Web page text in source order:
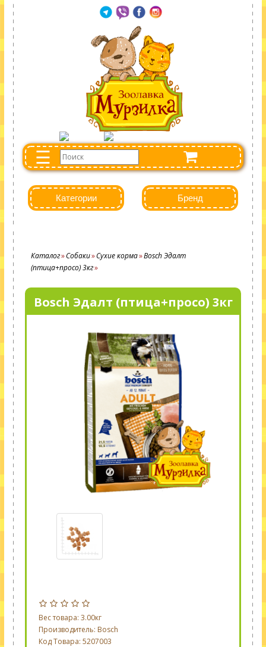
☰
Категории Бренд
Каталог Собаки Сухие корма Bosch Эдалт
(птица+просо) 3кг
Bosch Эдалт (птица+просо) 3кг
Вес товара: 3.00кг
Производитель: Bosch
Код Товара: 5207003